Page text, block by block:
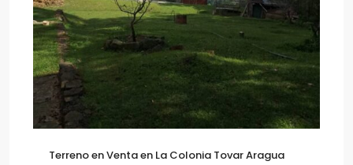
Terreno en Venta en La Colonia Tovar Aragua